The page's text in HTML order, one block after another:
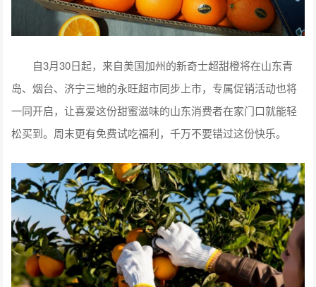
自3月30日起，来自美国加州的新奇士超甜橙将在山东青
岛、烟台、济宁三地的永旺超市同步上市，专属促销活动也将
一同开启，让喜爱这份甜蜜滋味的山东消费者在家门口就能轻
松买到。周末更有免费试吃福利，千万不要错过这份快乐。